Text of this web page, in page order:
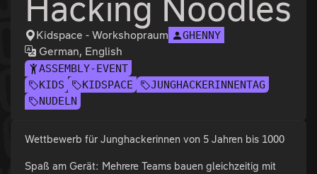
Hacking Noodles
Kidspace - Workshopraum GHENNY
German, English
ASSEMBLY-EVENT
KIDS
KIDSPACE
JUNGHACKERINNENTAG
NUDELN
Wettbewerb für Junghackerinnen von 5 Jahren bis 1000
Spaß am Gerät: Mehrere Teams bauen gleichzeitig mit